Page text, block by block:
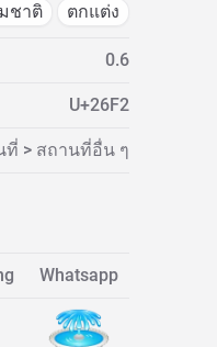
ชาติ ตกแต่ง
0.6
U+26F2
ที่ > สถานที่อื่น ๆ
Whatsapp